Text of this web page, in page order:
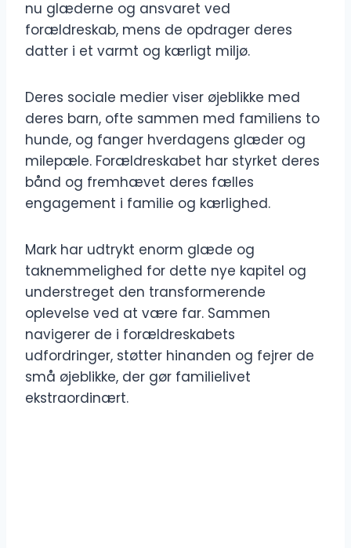
nu glæderne og ansvaret ved
forældreskab, mens de opdrager deres
datter i et varmt og kærligt miljø.
Deres sociale medier viser øjeblikke med
deres barn, ofte sammen med familiens to
hunde, og fanger hverdagens glæder og
milepæle. Forældreskabet har styrket deres
bånd og fremhævet deres fælles
engagement i familie og kærlighed.
Mark har udtrykt enorm glæde og
taknemmelighed for dette nye kapitel og
understreget den transformerende
oplevelse ved at være far. Sammen
navigerer de i forældreskabets
udfordringer, støtter hinanden og fejrer de
små øjeblikke, der gør familielivet
ekstraordinært.